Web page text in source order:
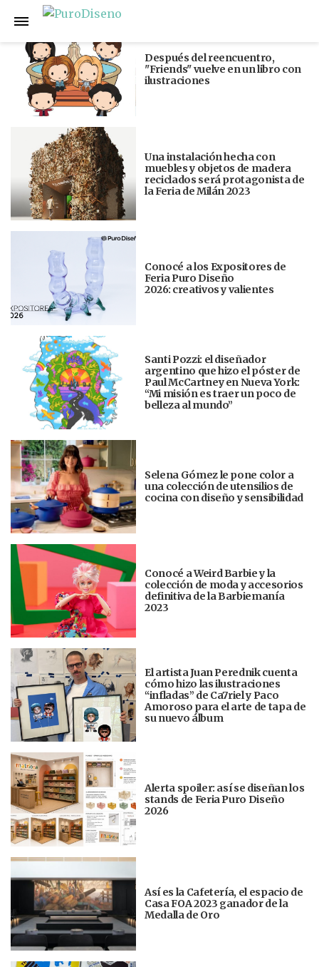
Anterior
Después del reencuentro,
"Friends" vuelve en un libro con
ilustraciones
Una instalación hecha con
muebles y objetos de madera
reciclados será protagonista de
la Feria de Milán 2023
Conocé a los Expositores de
Feria Puro Diseño
2026: creativos y valientes
Santi Pozzi: el diseñador
argentino que hizo el póster de
Paul McCartney en Nueva York:
“Mi misión es traer un poco de
belleza al mundo”
Selena Gómez le pone color a
una colección de utensilios de
cocina con diseño y sensibilidad
Conocé a Weird Barbie y la
colección de moda y accesorios
definitiva de la Barbiemanía
2023
El artista Juan Perednik cuenta
cómo hizo las ilustraciones
“infladas” de Ca7riel y Paco
Amoroso para el arte de tapa de
su nuevo álbum
Alerta spoiler: así se diseñan los
stands de Feria Puro Diseño
2026
Así es la Cafetería, el espacio de
Casa FOA 2023 ganador de la
Medalla de Oro
Siguiente